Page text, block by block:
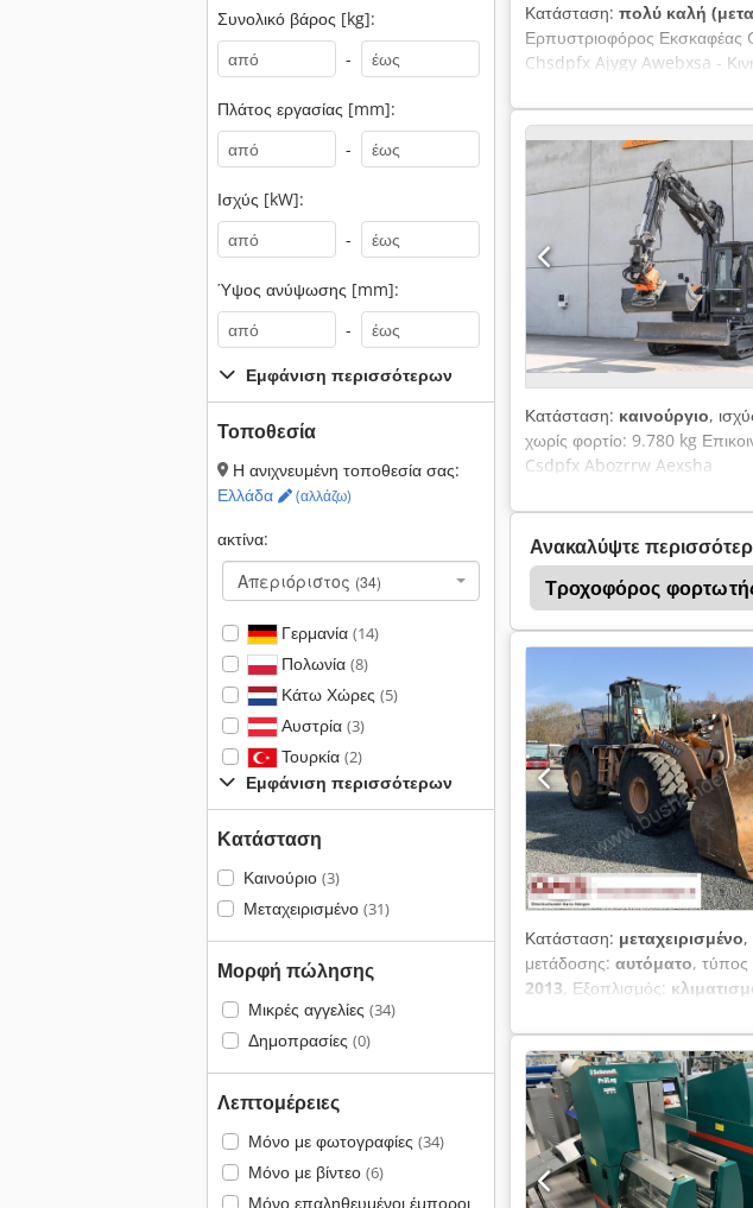
Συνολικό βάρος [kg]:
-
Πλάτος εργασίας [mm]:
-
Ισχύς [kW]:
-
Ύψος ανύψωσης [mm]:
-
Εμφάνιση περισσότερων
Τοποθεσία
Η ανιχνευμένη τοποθεσία σας:
Ελλάδα
(αλλάζω)
ακτίνα:
Απεριόριστος (34)
Γερμανία (14)
Πολωνία (8)
Κάτω Χώρες (5)
Αυστρία (3)
Τουρκία (2)
Εμφάνιση περισσότερων
Κατάσταση
Καινούριο (3)
Μεταχειρισμένο (31)
Μορφή πώλησης
Μικρές αγγελίες (34)
Δημοπρασίες (0)
Λεπτομέρειες
Μόνο με φωτογραφίες (34)
Μόνο με βίντεο (6)
Μόνο επαληθευμένοι έμποροι
Κατάσταση: πολύ καλή
Ερπυστριοφόρος Εκσκαφέας
Chsdpfx Ajygy Awebxsa -
περ. 154 kW (209 HP) στις
εξοπλισμό) - Υδραυλικό
εμβέλεια εκσκαφής: περ.
– 1,6 m³ - Ώρες λειτουργίας:
λειτουργικό και
αποδοτική αλλαγή
βραχίονα για χρήση σφύρας,
και κλιματισμό - Αντοχή:
Επιλογή πολλαπλών
φωτογραφίες, οι ερπύστριες
Κατάσταση: καινούργιο,
χωρίς φορτίο: 9.780 kg
Csdpfx Abozrrw Aexsha
Ανακαλύψτε
Τροχοφόρος
Εκσκαφέας Κουβάδες Εκσκαφέα
Κατάσταση: μεταχειρισμένο,
μετάδοσης: αυτόματο, τύπος
2013, Εξοπλισμός:
υποβοήθηση τιμονιού -
+++Ελαστικά 26,5xR25
διαφορικό εμπρός άξονα+++
ταχυτήτων: Αυτόματο -
Κλιματισμός Chedpfx Ajy Hu
τιμονιού -
Διάφορα: Διαστάσεις
70 % - Εσωτερικός αριθμός